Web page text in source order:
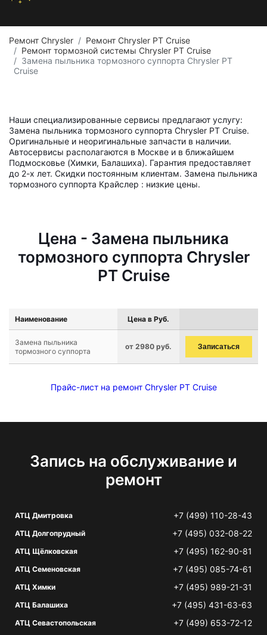
Ремонт Chrysler
Ремонт Chrysler PT Cruise
Ремонт тормозной системы Chrysler PT Cruise
Замена пыльника тормозного суппорта Chrysler PT
Cruise
Наши специализированные сервисы предлагают услугу:
Замена пыльника тормозного суппорта Chrysler PT Cruise.
Оригинальные и неоригинальные запчасти в наличии.
Автосервисы располагаются в Москве и в ближайшем
Подмосковье (Химки, Балашиха). Гарантия предоставляет
до 2-х лет. Скидки постоянным клиентам. Замена пыльника
тормозного суппорта Крайслер : низкие цены.
Цена - Замена пыльника
тормозного суппорта Chrysler
PT Cruise
Наименование Цена в Руб.
Замена пыльника
тормозного суппорта
от 2980 руб. Записаться
Прайс-лист на ремонт Chrysler PT Cruise
Запись на обслуживание и
ремонт
АТЦ Дмитровка +7 (499) 110-28-43
АТЦ Долгопрудный +7 (495) 032-08-22
АТЦ Щёлковская +7 (495) 162-90-81
АТЦ Семеновская +7 (495) 085-74-61
АТЦ Химки +7 (495) 989-21-31
АТЦ Балашиха +7 (495) 431-63-63
АТЦ Севастопольская +7 (499) 653-72-12